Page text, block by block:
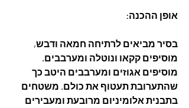
אופן ההכנה:
בסיר מביאים לרתיחה חמאה ודבש,
מוסיפים קקאו ונוטלה ומערבבים.
מוסיפים אגוזים ומערבבים היטב כך
שהתערובת תעטוף את כולם. משטחים
בתבנית אלומיניום מרובעת ומעבירים